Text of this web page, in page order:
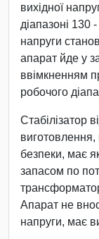
вихідної
діапазоні 130
напруги
апарат йде у
ввімкненням
робочого
Стабілізатор
виготовлення,
безпеки, має
запасом по
Апарат не
напруги, має